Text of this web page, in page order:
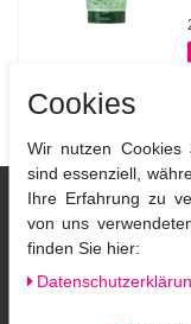
Cookies
Wir nutzen Cookies
sind essenziell,
Ihre Erfahrung zu
von uns
finden Sie hier: